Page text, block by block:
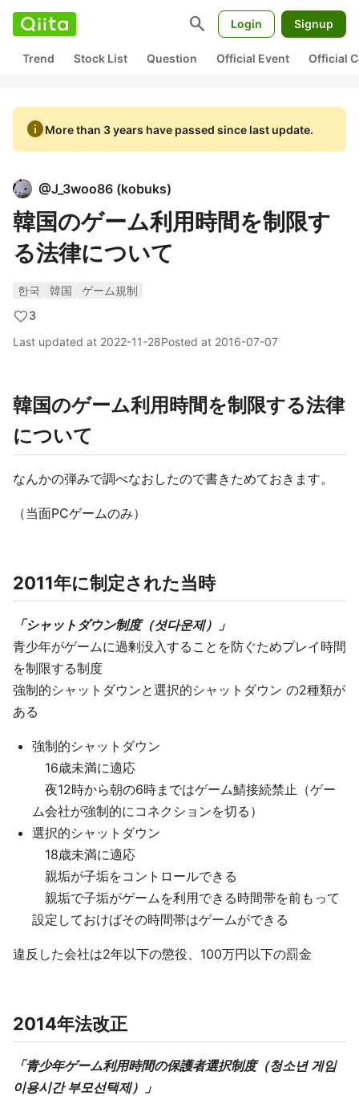
search Login Signup
Trend Stock List Question Official Event Official
infoMore than 3 years have passed since last update.
@J_3woo86 (kobuks)
韓国のゲーム利用時間を制限す
る法律について
한국 韓国
ゲーム規制
3
Last updated at 2022-11-28Posted at 2016-07-07
韓国のゲーム利用時間を制限する法律
について
なんかの弾みで調べなおしたので書きためておきます。
（当面PCゲームのみ）
2011年に制定された当時
「シャットダウン制度（셧다운제）」
青少年がゲームに過剰没入することを防ぐためプレイ時間
を制限する制度
強制的シャットダウンと選択的シャットダウン の2種類が
ある
強制的シャットダウン
16歳未満に適応
夜12時から朝の6時まではゲーム鯖接続禁止（ゲー
ム会社が強制的にコネクションを切る）
選択的シャットダウン
18歳未満に適応
親垢が子垢をコントロールできる
親垢で子垢がゲームを利用できる時間帯を前もって
設定しておけばその時間帯はゲームができる
違反した会社は2年以下の懲役、100万円以下の罰金
2014年法改正
「青少年ゲーム利用時間の保護者選択制度（청소년 게임
이용시간 부모선택제）」